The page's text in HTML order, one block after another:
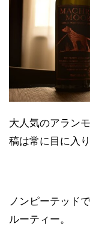
大人気のアラン
稿は常に目に入り
ノンピーテッド
ルーティー。